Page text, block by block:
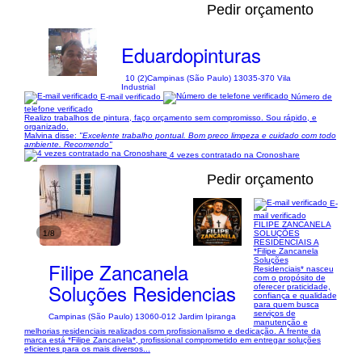
Pedir orçamento
Eduardopinturas
10 (2)Campinas (São Paulo) 13035-370 Vila
Industrial
E-mail verificado
Número de
telefone verificado
Realizo trabalhos de pintura, faço orçamento sem compromisso. Sou rápido, e
organizado.
Malvina disse: "Excelente trabalho pontual. Bom preco limpeza e cuidado com todo
ambiente. Recomendo"
4 vezes contratado na Cronoshare
1/8
Pedir orçamento
Filipe Zancanela
Soluções Residencias
Campinas (São Paulo) 13060-012 Jardim Ipiranga
E-
mail verificado
FILIPE ZANCANELA
SOLUÇÕES
RESIDENCIAIS A
*Filipe Zancanela
Soluções
Residenciais* nasceu
com o propósito de
oferecer praticidade,
confiança e qualidade
para quem busca
serviços de
manutenção e
melhorias residenciais realizados com profissionalismo e dedicação. À frente da
marca está *Filipe Zancanela*, profissional comprometido em entregar soluções
eficientes para os mais diversos...